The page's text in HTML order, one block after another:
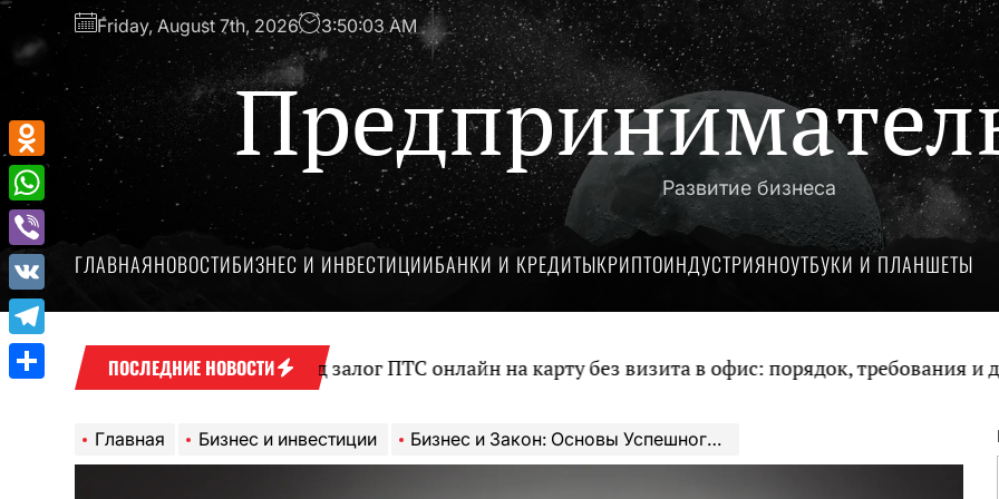
Перейти
содержимому
Friday, August 7th, 2026 3:50:04 AM
Развитие бизнеса
ГЛАВНАЯНОВОСТИБИЗНЕС И ИНВЕСТИЦИИБАНКИ И КРЕДИТЫКРИПТОИНДУСТРИЯНОУТБУКИ И ПЛАНШЕТЫ
ПОСЛЕДНИЕ НОВОСТИ
Оформление займа под залог ПТС онлайн на карту без визита в офис: порядок, требования и
Главная Бизнес и инвестиции Бизнес и Закон: Основы Успешного Предпринимательства
Odnoklassniki
WhatsApp
Viber
VK
Telegram
Отправить